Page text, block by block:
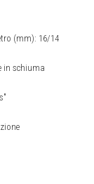
(mm): 16/14
in schiuma